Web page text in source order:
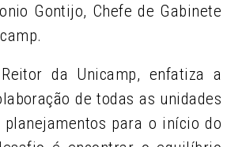
Gontijo, Chefe de Gabinete
da Unicamp, enfatiza a
de todas as unidades
para o início do